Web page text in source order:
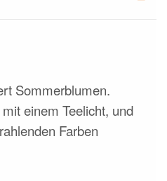
Sommerblumen.
einem Teelicht, und
Farben